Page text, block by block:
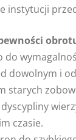
instytucji
do
dowolnym i
starych
czasie.